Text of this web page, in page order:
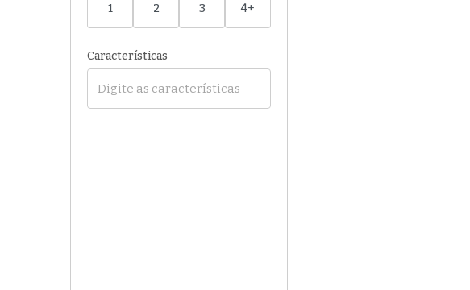
1 2 3 4+
Características